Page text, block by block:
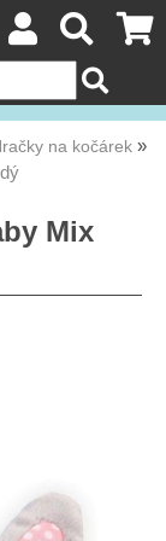
na kočárek
Mix